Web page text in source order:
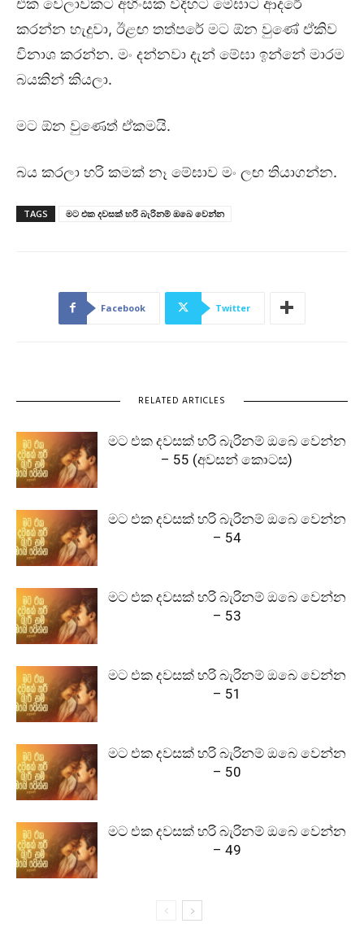
එක වෙලාවකට අහිංසක විදිහට මේඝාට ආදරේ
කරන්න හැදුවා, ඊළඟ තත්පරේ මට ඕන වුණේ ඒකිව
විනාශ කරන්න. මං දන්නවා දැන් මේඝා ඉන්නේ මාරම
බයකින් කියලා.
මට ඕන වුණෙත් ඒකමයි.
බය කරලා හරි කමක් නෑ මේඝාව මං ලඟ තියාගන්න.
TAGS මට එක දවසක් හරි බැරිනම් ඔබෙ වෙන්න
Facebook Twitter
RELATED ARTICLES
මට එක දවසක් හරි බැරිනම් ඔබෙ වෙන්න
– 55 (අවසන් කොටස)
මට එක දවසක් හරි බැරිනම් ඔබෙ වෙන්න
– 54
මට එක දවසක් හරි බැරිනම් ඔබෙ වෙන්න
– 53
මට එක දවසක් හරි බැරිනම් ඔබෙ වෙන්න
– 51
මට එක දවසක් හරි බැරිනම් ඔබෙ වෙන්න
– 50
මට එක දවසක් හරි බැරිනම් ඔබෙ වෙන්න
– 49